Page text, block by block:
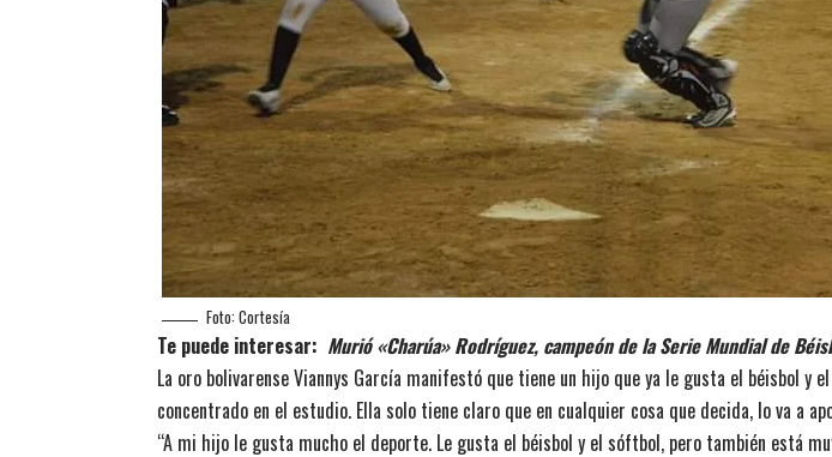
Foto: Cortesía
Te puede interesar: Murió «Charúa» Rodríguez, campeón de la Serie Mundial de
La oro bolivarense Viannys García manifestó que tiene un hijo que ya le gusta el béisbol y
concentrado en el estudio. Ella solo tiene claro que en cualquier cosa que decida, lo va a
“A mi hijo le gusta mucho el deporte. Le gusta el béisbol y el sóftbol, pero también está